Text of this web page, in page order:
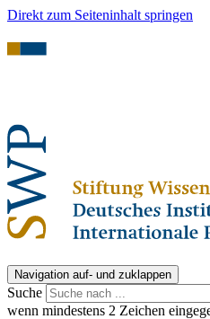
Direkt zum Seiteninhalt springen
Navigation auf- und zuklappen
Suche
wenn mindestens 2 Zeichen